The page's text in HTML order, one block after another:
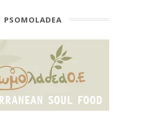
PSOMOLADEA